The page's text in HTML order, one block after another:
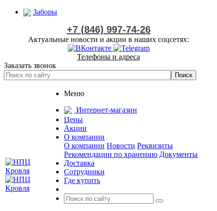
Заборы
+7 (846) 997-74-26
Актуальные новости и акции в наших соцсетях:
Телефоны и адреса
Заказать звонок
Меню
Интернет-магазин
Цены
Акции
О компании
О компании Новости Реквизиты
Рекомендации по хранению Документы
Доставка
Сотрудники
Где купить